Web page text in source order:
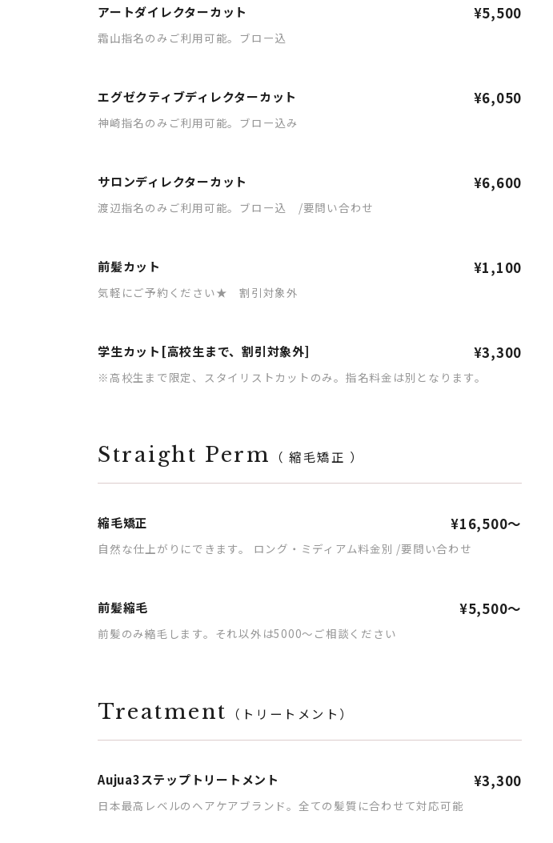
アートダイレクターカット ¥5,500
霜山指名のみご利用可能。ブロー込
エグゼクティブディレクターカット ¥6,050
神崎指名のみご利用可能。ブロー込み
サロンディレクターカット ¥6,600
渡辺指名のみご利用可能。ブロー込 /要問い合わせ
前髪カット ¥1,100
気軽にご予約ください★ 割引対象外
学生カット[高校生まで、割引対象外] ¥3,300
※高校生まで限定、スタイリストカットのみ。指名料金は別となります。
Straight Perm （ 縮毛矯正 ）
縮毛矯正 ¥16,500～
自然な仕上がりにできます。 ロング・ミディアム料金別 /要問い合わせ
前髪縮毛 ¥5,500～
前髪のみ縮毛します。それ以外は5000～ご相談ください
Treatment （トリートメント）
Aujua3ステップトリートメント ¥3,300
日本最高レベルのヘアケアブランド。全ての髪質に合わせて対応可能